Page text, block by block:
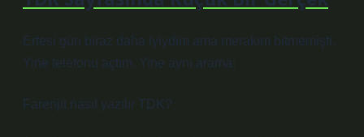
Ertesi gün biraz daha iyiydim ama merakım bitmemişti.
Yine telefonu açtım. Yine aynı arama:
Farenjit nasıl yazılır TDK?